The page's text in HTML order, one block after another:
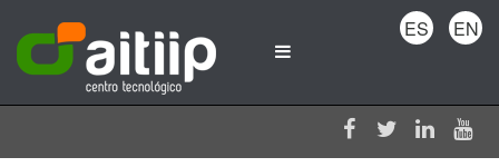
ES EN